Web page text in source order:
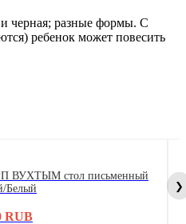
и черная; разные формы. С
ребенок может повесить
ВУХТЫМ стол письменный
Белый
RUB
❯